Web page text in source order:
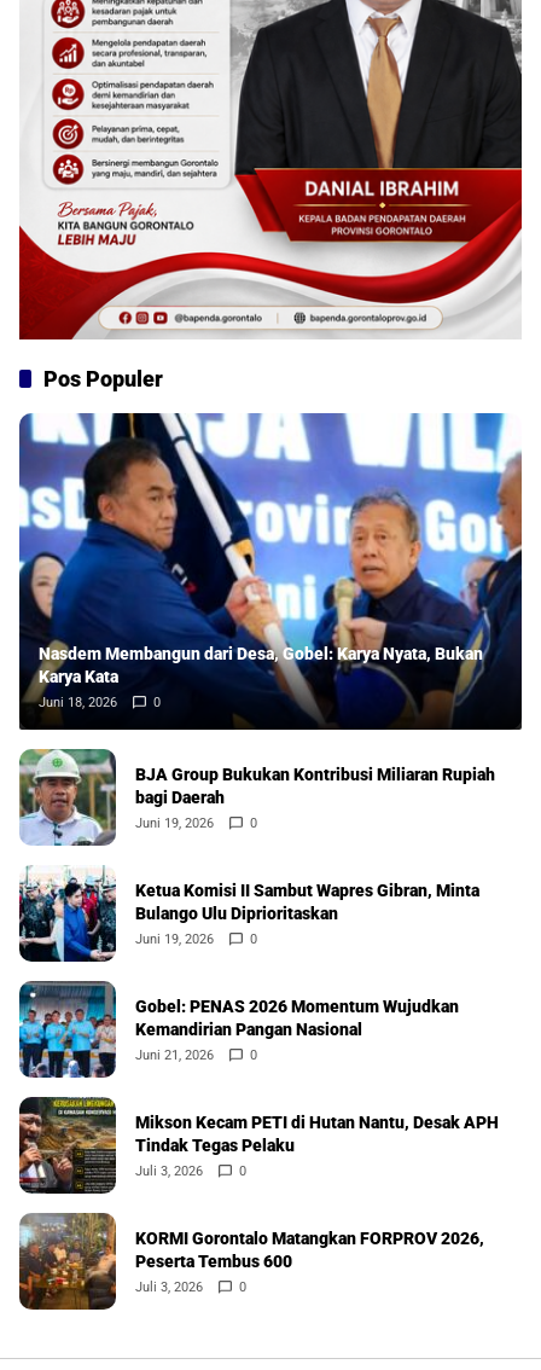
Pos Populer
Nasdem Membangun dari Desa, Gobel: Karya Nyata, Bukan
Karya Kata
Juni 18, 2026 0
BJA Group Bukukan Kontribusi Miliaran Rupiah
bagi Daerah
Juni 19, 2026 0
Ketua Komisi II Sambut Wapres Gibran, Minta
Bulango Ulu Diprioritaskan
Juni 19, 2026 0
Gobel: PENAS 2026 Momentum Wujudkan
Kemandirian Pangan Nasional
Juni 21, 2026 0
Mikson Kecam PETI di Hutan Nantu, Desak APH
Tindak Tegas Pelaku
Juli 3, 2026 0
KORMI Gorontalo Matangkan FORPROV 2026,
Peserta Tembus 600
Juli 3, 2026 0